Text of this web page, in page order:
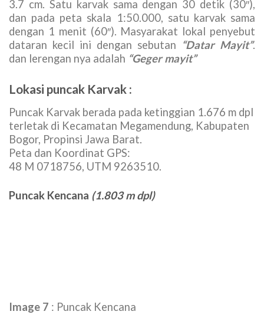
48 M 0718756, UTM 9263510, berada di sebelah
barat daya puncak Kencana. Penyebutan Puncak
Karvak untuk dataran ini merujuk pada kotak-kotak
yang ada di peta, Karvak atau kotak merupakan
koordinat geografis sebagai koordinat utama, satu
kotak atau sering disebut satu karvak, lebar karvak
pada peta Badan Koordinasi Survey dan Pemetaan
(Bakosurtanal)pada skala 1:25.000 adalah adalah
3.7 cm. Satu karvak sama dengan 30 detik (30″),
dan pada peta skala 1:50.000, satu karvak sama
dengan 1 menit (60″). Masyarakat lokal penyebut
dataran kecil ini dengan sebutan
Puncak Kencana (1.803 m dpl)